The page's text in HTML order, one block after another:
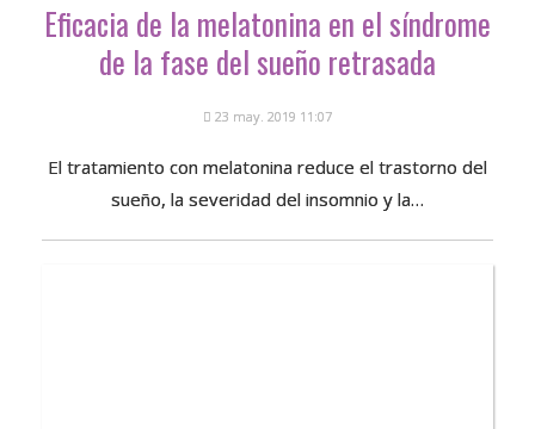
Eficacia de la melatonina en el síndrome
de la fase del sueño retrasada
23 may. 2019 11:07
El tratamiento con melatonina reduce el trastorno del
sueño, la severidad del insomnio y la…